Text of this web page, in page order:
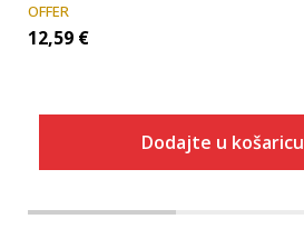
OFFER
12,59 €
Dodajte u košaricu